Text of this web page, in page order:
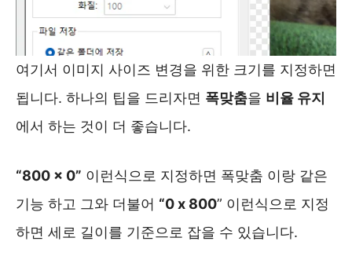
여기서 이미지 사이즈 변경을 위한 크기를 지정하면
됩니다. 하나의 팁을 드리자면 폭맞춤을 비율 유지
에서 하는 것이 더 좋습니다.
“800 x 0” 이런식으로 지정하면 폭맞춤 이랑 같은
기능 하고 그와 더불어 “0 x 800” 이런식으로 지정
하면 세로 길이를 기준으로 잡을 수 있습니다.